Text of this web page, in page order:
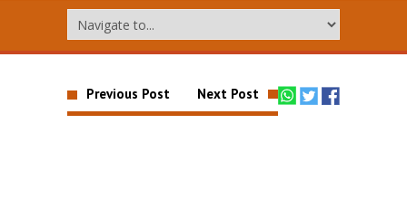
Previous Post Next Post